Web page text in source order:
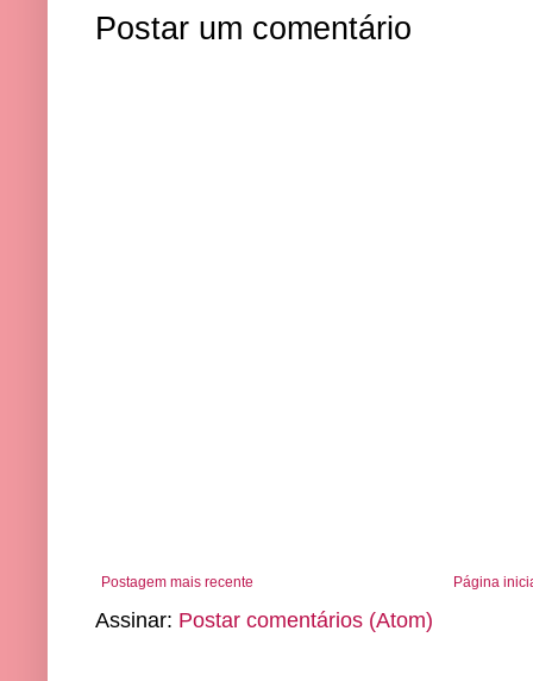
Postar um comentário
Postagem mais recente Página
Assinar: Postar comentários (Atom)